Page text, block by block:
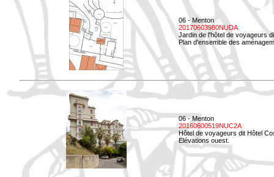
06 - Menton
20170603980NUDA
Jardin de l'hôtel de voyageurs
Plan d'ensemble des
06 - Menton
20160600519NUC2A
Hôtel de voyageurs dit Hôtel
Elévations ouest.